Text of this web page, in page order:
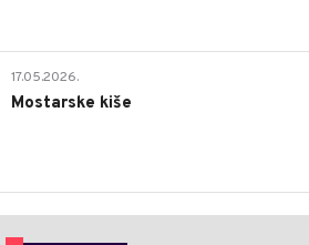
17.05.2026.
Mostarske kiše